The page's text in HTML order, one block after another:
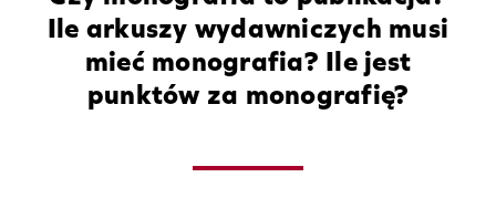
Ile arkuszy wydawniczych musi
mieć monografia? Ile jest
punktów za monografię?